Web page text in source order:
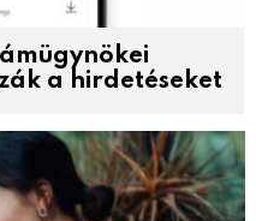
a hirdetéseket